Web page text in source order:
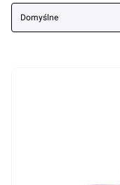
Domyślne